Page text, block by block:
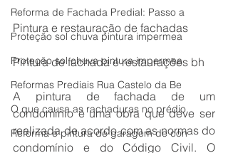
Reforma de Fachada Predial: Passo a
Proteção sol chuva pintura impermea
Proteção sol chuva pintura impermea
Reformas Prediais Rua Castelo da Be
O que causa as rachaduras no prédio
Reforma e pintura de garagem de con
Pintura e restauração de fachadas
Pintura de fachada e restaurações bh
A pintura de fachada de um
condomínio é uma obra que deve ser
realizada de acordo com as normas do
condomínio e do Código Civil. O